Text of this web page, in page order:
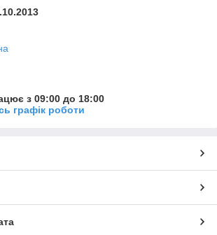
з 09:00 до 18:00
графік роботи